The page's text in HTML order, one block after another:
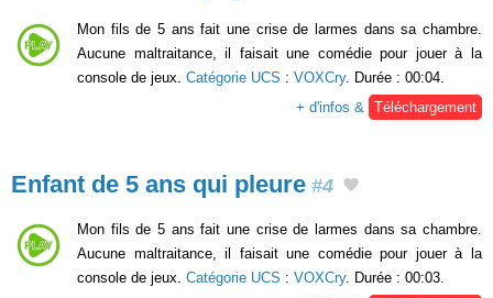
Mon fils de 5 ans fait une crise de larmes dans sa chambre.
Aucune maltraitance, il faisait une comédie pour jouer à la
console de jeux. Catégorie UCS : VOXCry. Durée : 00:04.
+ d'infos & Téléchargement
Enfant de 5 ans qui pleure #4
Mon fils de 5 ans fait une crise de larmes dans sa chambre.
Aucune maltraitance, il faisait une comédie pour jouer à la
console de jeux. Catégorie UCS : VOXCry. Durée : 00:03.